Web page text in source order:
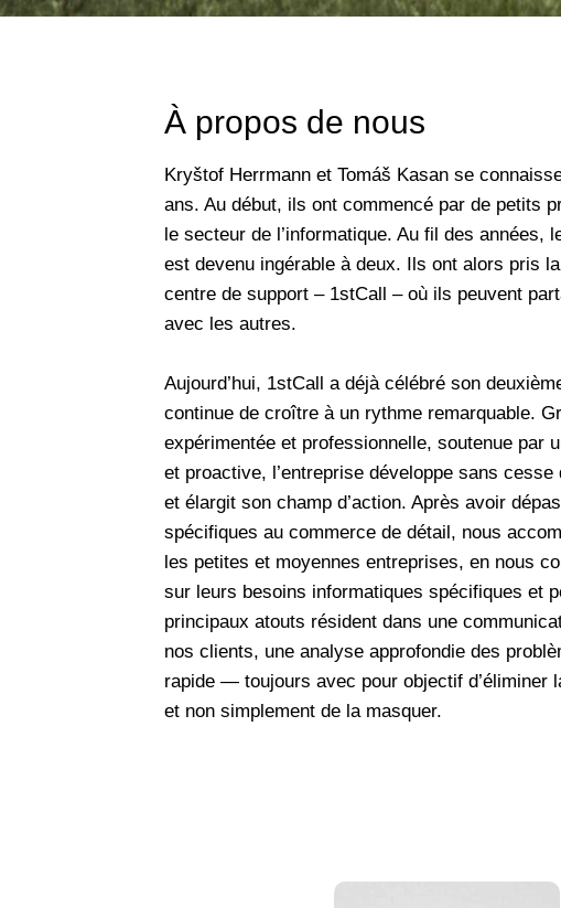
À propos de nous
Kryštof Herrmann et Tomáš Kasan se
ans. Au début, ils ont commencé par de petits
le secteur de l’informatique. Au fil des années,
est devenu ingérable à deux. Ils ont alors pris
centre de support – 1stCall – où ils peuvent
avec les autres.
Aujourd’hui, 1stCall a déjà célébré son
continue de croître à un rythme remarquable.
expérimentée et professionnelle, soutenue par
et proactive, l’entreprise développe sans cesse
et élargit son champ d’action. Après avoir
spécifiques au commerce de détail, nous
les petites et moyennes entreprises, en nous
sur leurs besoins informatiques spécifiques et
principaux atouts résident dans une
nos clients, une analyse approfondie des
rapide — toujours avec pour objectif d’éliminer
et non simplement de la masquer.